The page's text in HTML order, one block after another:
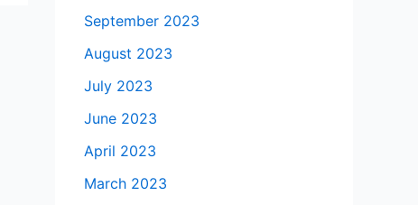
September 2023
August 2023
July 2023
June 2023
April 2023
March 2023